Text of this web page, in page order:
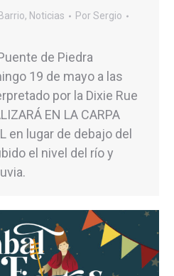
Barrio, Noticias PorSergio
de Piedra
19 de mayo a las
por la Dixie Rue
EN LA CARPA
en lugar de debajo del
el nivel del río y